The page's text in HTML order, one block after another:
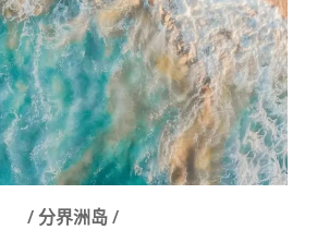
/ 分界洲岛 /